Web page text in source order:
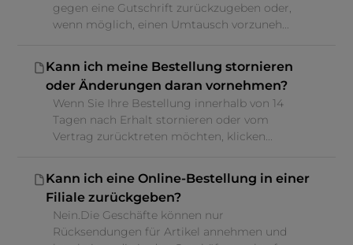
gegen eine Gutschrift zurückzugeben oder,
wenn möglich, einen Umtausch vorzuneh...
Kann ich meine Bestellung stornieren
oder Änderungen daran vornehmen?
Wenn Sie Ihre Bestellung innerhalb von 14
Tagen nach Erhalt stornieren oder vom
Vertrag zurücktreten möchten, klicken...
Kann ich eine Online-Bestellung in einer
Filiale zurückgeben?
Nein.Die Geschäfte können nur
Rücksendungen für Artikel annehmen und